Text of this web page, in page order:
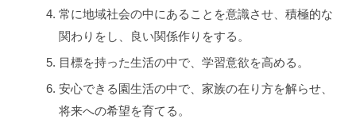
常に地域社会の中にあることを意識させ、積極的な
関わりをし、良い関係作りをする。
目標を持った生活の中で、学習意欲を高める。
安心できる園生活の中で、家族の在り方を解らせ、
将来への希望を育てる。